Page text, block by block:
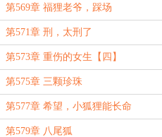
第569章 福狸老爷，踩场
第571章 刑，太刑了
第573章 重伤的女生【四】
第575章 三颗珍珠
第577章 希望，小狐狸能长命
第579章 八尾狐